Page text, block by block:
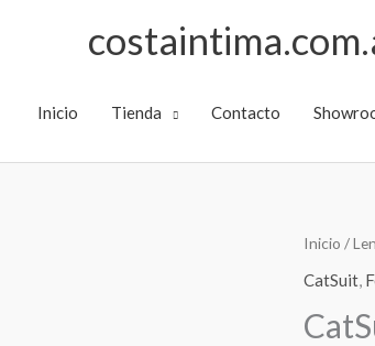
Inicio Tienda Contacto
Inicio /
CatSuit,